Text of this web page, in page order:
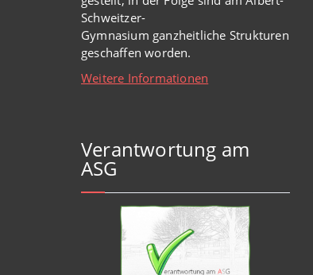
Schweitzer-
Gymnasium ganzheitliche Strukturen
geschaffen worden.
Weitere Informationen
Verantwortung am
ASG